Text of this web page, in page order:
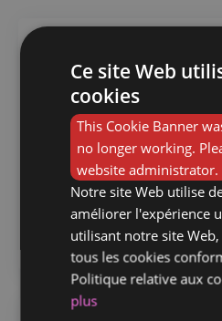
Boulevard Joseph Tirou
6000 Charleroi
Horeca
+32 (0)71 494 609
VOIR PLUS
Ce site Web
cookies
This Cookie Banner
no longer working.
website administrator.
Notre site Web utilise
améliorer l'expérience
utilisant notre site
tous les cookies
Politique relative aux
plus